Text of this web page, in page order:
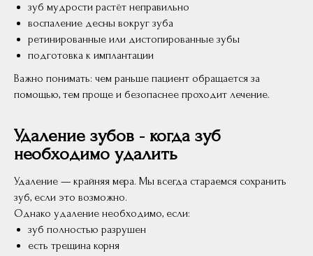
зуб мудрости растёт неправильно
воспаление десны вокруг зуба
ретинированные или дистопированные зубы
подготовка к имплантации
Важно понимать: чем раньше пациент обращается за
помощью, тем проще и безопаснее проходит лечение.
Удаление зубов - когда зуб
необходимо удалить
Удаление — крайняя мера. Мы всегда стараемся сохранить
зуб, если это возможно.
Однако удаление необходимо, если:
зуб полностью разрушен
есть трещина корня